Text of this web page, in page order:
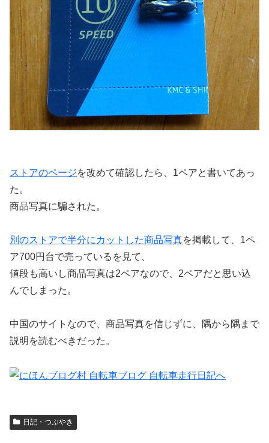
ストアのページを改めて確認したら、1ペアと書いてあっ
た。
商品写真に騙された。
別のストアで半分にカットした商品写真を掲載して、1ペ
ア700円台で売っているを見て、
値段も高いし商品写真は2ペアなので、2ペアだと思い込
んでしまった。
中国のサイトなので、商品写真を信じずに、隅から隅まで
説明を読むべきだった。
日記・つぶやき